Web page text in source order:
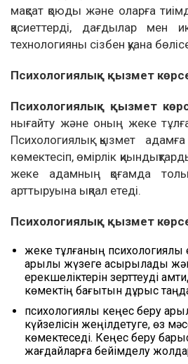
мақсат қоюды және оларға
қасиеттерді, дағдылар мен
технологияны сізбен қуана
Психологиялық қызмет
Психологиялық қызмет
нығайту және оның жеке
Психологиялық қызмет
көмектесіп, өмірлік
жеке адамның қоғамда
арттыруына ықпал етеді.
Психологиялық қызмет
жеке тұлғаның психологиялық
арқылы жүзеге асырылады және
ерекшеліктерін зерттеуді
көмектің бағытын дұрыс
психологиялық кеңес беру
күйзелісін жеңілдетуге, өз
көмектеседі. Кеңес беру
жағдайларға бейімделу